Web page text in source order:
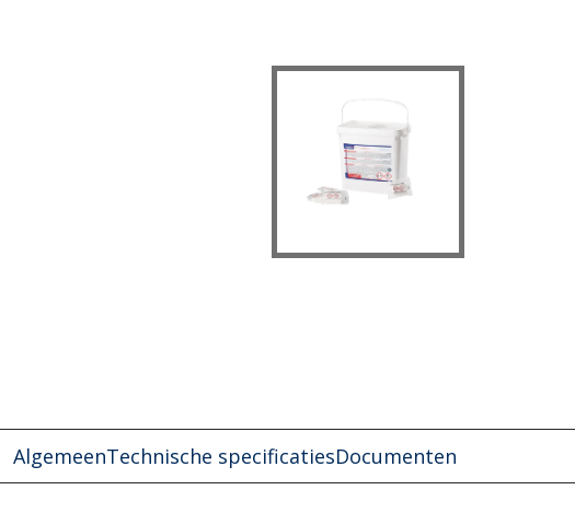
AlgemeenTechnische specificatiesDocumenten